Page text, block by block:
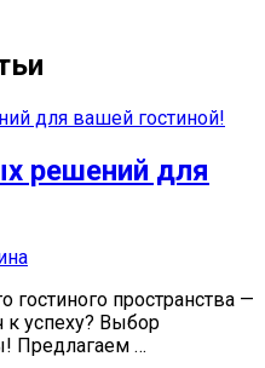
решений для
гостиного пространства —
к успеху? Выбор
Предлагаем …